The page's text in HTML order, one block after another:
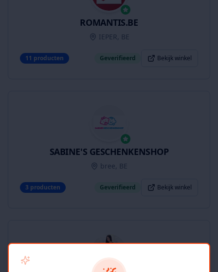
ROMANTIS.BE
IEPER, BE
11 producten Geverifieerd Bekijk winkel
SABINE'S GESCHENKENSHOP
bree, BE
3 producten Geverifieerd Bekijk winkel